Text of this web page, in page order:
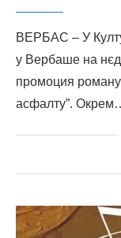
ВЕРБАС – У
у Вербаше на
промоция
асфалту”.